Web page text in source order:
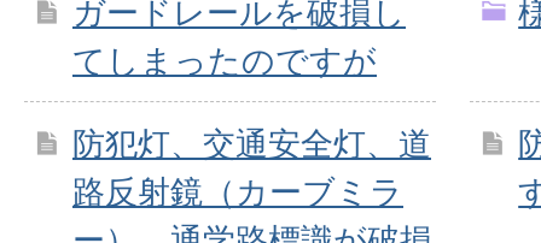
ガードレールを破損し
てしまったのですが
防犯灯、交通安全灯、道
路反射鏡（カーブミラ